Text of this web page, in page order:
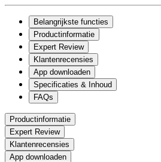
Belangrijkste functies
Productinformatie
Expert Review
Klantenrecensies
App downloaden
Specificaties & Inhoud
FAQs
Productinformatie
Expert Review
Klantenrecensies
App downloaden